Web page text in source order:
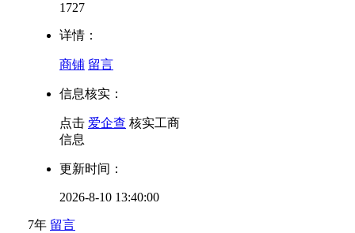
1727
详情：
商铺 留言
信息核实：
点击 爱企查 核实工商
信息
更新时间：
2026-8-10 13:40:00
7年 留言